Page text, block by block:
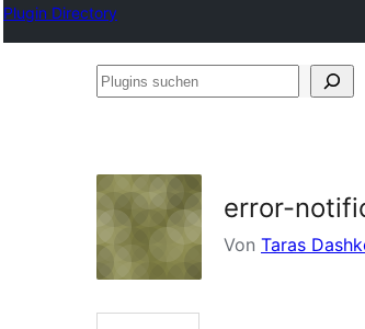
Plugin Directory
Plugins
error-
Von Taras